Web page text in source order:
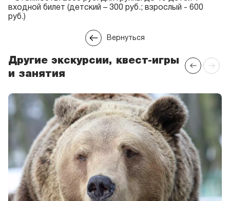
входной билет (детский – 300 руб.; взрослый - 600
руб.)
Вернуться
Другие экскурсии, квест-игры
и занятия